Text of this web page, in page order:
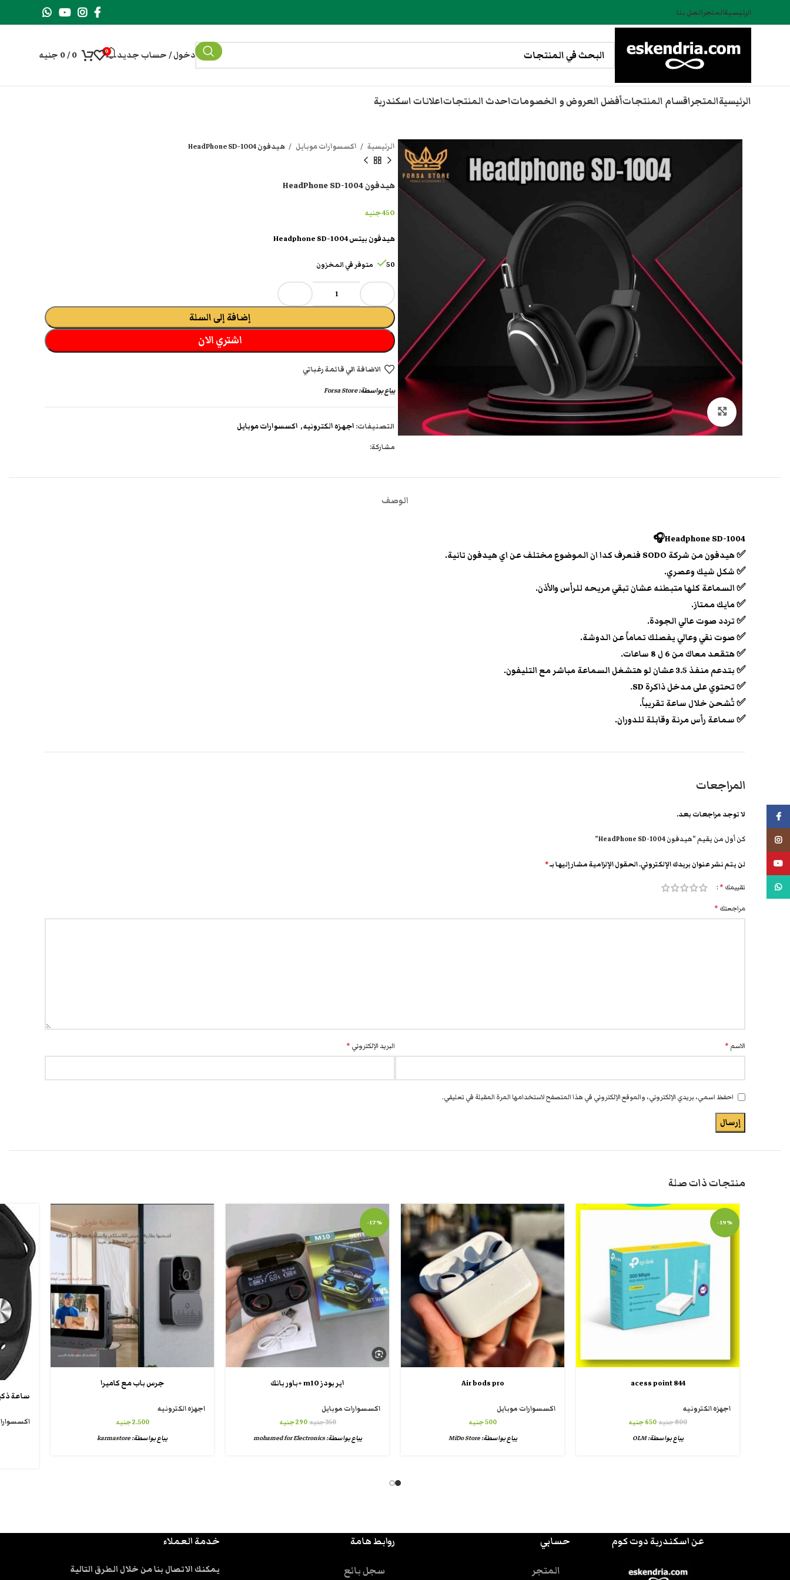
الرئيسيةالمتجراتصل بنا
دخول / حساب جديد 0
0
/
0 جنيه
الرئيسيةالمتجراقسام المنتجاتأفضل العروض و الخصوماتاحدث المنتجاتاعلانات اسكندرية
انقر هنا لتكبير الصورة
الرئيسية اكسسوارات موبايل هيدفون HeadPhone SD-1004
هيدفون HeadPhone SD-1004
450جنيه
هيدفون بيتس Headphone SD-1004
50 متوفر في المخزون
إضافة إلى السلة
اشتري الان
الاضافة الي قائمة رغباتي
يباع بواسطة:Forsa Store
التصنيفات: اجهزه الكترونيه, اكسسوارات موبايل
مشاركة:
الوصف
Headphone SD-1004🎧
✅ هيدفون من شركة SODO فنعرف كدا ان الموضوع مختلف عن اي هيدفون تانية.
✅ شكل شيك وعصري.
✅ السماعة كلها متبطنه عشان تبقي مريحه للرأس والأذن.
✅ مايك ممتاز.
✅ تردد صوت عالي الجودة.
✅ صوت نقي وعالي يفصلك تماماً عن الدوشة.
✅ هتقعد معاك من 6 ل 8 ساعات.
✅ بتدعم منفذ 3.5 عشان لو هتشغل السماعة مباشر مع التليفون.
✅ تحتوي على مدخل ذاكرة SD.
✅ تُشحن خلال ساعة تقريباً.
✅ سماعة رأس مرنة وقابلة للدوران.
المراجعات
لا توجد مراجعات بعد.
كن أول من يقيم “هيدفون HeadPhone SD-1004”
لن يتم نشر عنوان بريدك الإلكتروني.الحقول الإلزامية مشار إليها بـ*
تقييمك *
مراجعتك *
الاسم * البريد الإلكتروني *
احفظ اسمي، بريدي الإلكتروني، والموقع الإلكتروني في هذا المتصفح لاستخدامها المرة المقبلة في تعليقي.
منتجات ذات صلة
-19%
844 acess point
اجهزه الكترونيه
800جنيه650جنيه
يباع بواسطة:OLM
Air bods pro
اكسسوارات موبايل
500جنيه
يباع بواسطة:MiDo Store
-17%
اير بودز m10 +باور بانك
اكسسوارات موبايل
350جنيه290جنيه
يباع بواسطة:mohamed for Electronics
جرس باب مع كاميرا
اجهزه الكترونيه
2.500جنيه
يباع بواسطة:karmastore
عن اسكندرية دوت كوم حسابي
المتجر
روابط هامة
سجل بائع
خدمة العملاء
يمكنك الاتصال بنا من خلال الطرق التالية
فيسبوك
انستجرام
يوتيوب
واتس اب